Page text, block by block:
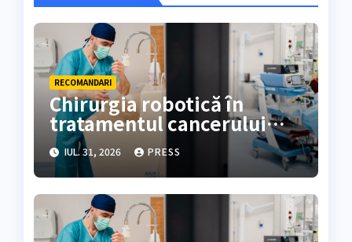
RECOMANDARI
Chirurgia robotică în
tratamentul cancerului
colorectal
IUL. 31, 2026 PRESS